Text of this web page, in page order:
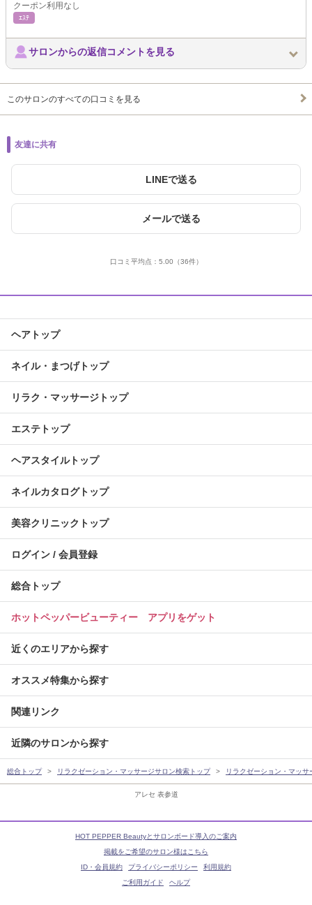
アレセ 表参道
クーポン利用なし
ｴｽﾃ
サロンからの返信コメントを見る
このサロンのすべての口コミを見る
友達に共有
LINEで送る
メールで送る
口コミ平均点： 5.00 （36件）
ヘアトップ
ネイル・まつげトップ
リラク・マッサージトップ
エステトップ
ヘアスタイルトップ
ネイルカタログトップ
美容クリニックトップ
ログイン / 会員登録
総合トップ
ホットペッパービューティー アプリをゲット
近くのエリアから探す
オススメ特集から探す
関連リンク
近隣のサロンから探す
総合トップ リラクゼーション・マッサージサロン検索トップ リラクゼーション・マッ
HOT PEPPER Beautyとサロンボード導入のご案内
掲載をご希望のサロン様はこちら
ID・会員規約
プライバシーポリシー
利用規約
ご利用ガイド
ヘルプ